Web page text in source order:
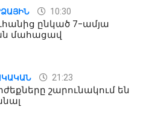
10:30
ընկած 7-ամյա
մահացավ
21:23
շարունակում են